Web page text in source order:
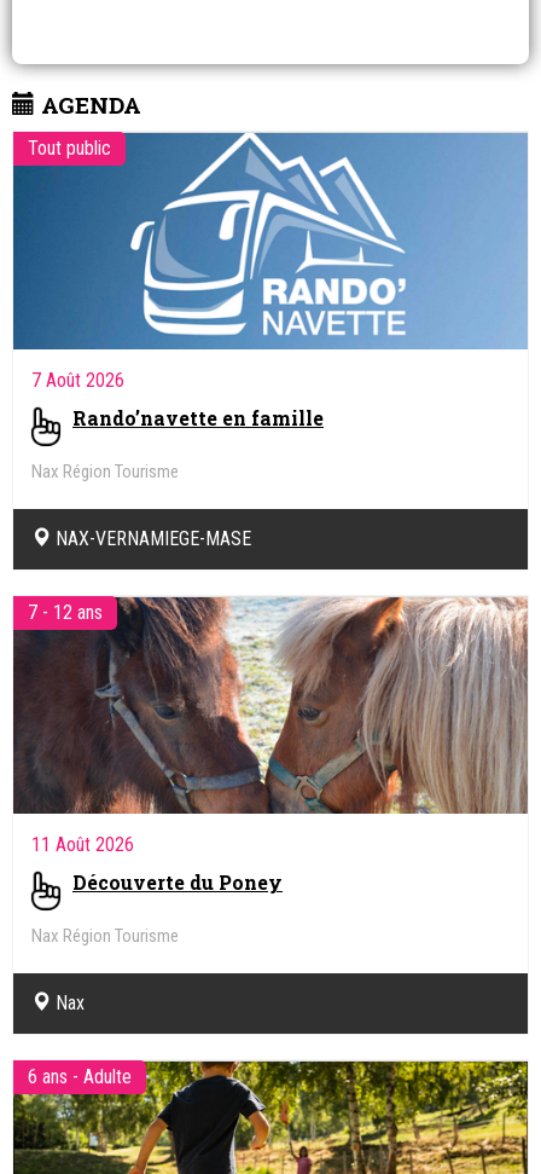
AGENDA
Tout public
7 Août 2026
Rando’navette en famille
Nax Région Tourisme
NAX-VERNAMIEGE-MASE
7 - 12 ans
11 Août 2026
Découverte du Poney
Nax Région Tourisme
Nax
6 ans - Adulte